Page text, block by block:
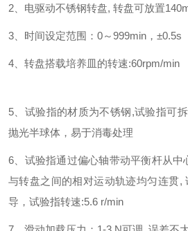
2、电驱动不锈钢转盘, 转盘可放置
3、时间设定范围：0～999min，±0.5s
4、转盘搭载培养皿的转速:60rpm/
5、试验指的材质为不锈钢,试验指可
抛光半球体，易于消毒处理
6、试验指通过偏心轴带动平衡杆从中
与转盘之间的相对运动轨迹均匀连贯,
导，试验指转速:5.6 r/min